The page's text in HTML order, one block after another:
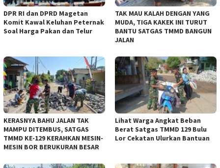
DPR RI dan DPRD Magetan
Komit Kawal Keluhan Peternak
Soal Harga Pakan dan Telur
TAK MAU KALAH DENGAN YANG
MUDA, TIGA KAKEK INI TURUT
BANTU SATGAS TMMD BANGUN
JALAN
KERASNYA BAHU JALAN TAK
MAMPU DITEMBUS, SATGAS
TMMD KE-129 KERAHKAN MESIN-
MESIN BOR BERUKURAN BESAR
Lihat Warga Angkat Beban
Berat Satgas TMMD 129 Bulu
Lor Cekatan Ulurkan Bantuan